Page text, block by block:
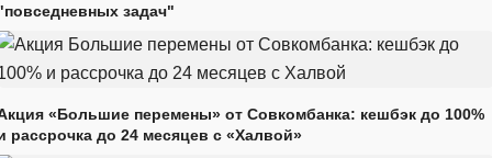
задач"
«Большие перемены» от Совкомбанка: кешбэк до 100%
рассрочка до 24 месяцев с «Халвой»